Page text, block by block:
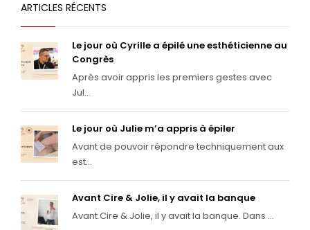
ARTICLES RÉCENTS
Le jour où Cyrille a épilé une esthéticienne au
Congrès
Après avoir appris les premiers gestes avec
Jul...
Le jour où Julie m’a appris à épiler
Avant de pouvoir répondre techniquement aux
est...
Avant Cire & Jolie, il y avait la banque
Avant Cire & Jolie, il y avait la banque. Dans ...